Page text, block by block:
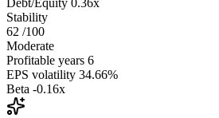
Debt/Equity 0.36x
Stability
62 /100
Moderate
Profitable years 6
EPS volatility 34.66%
Beta -0.16x